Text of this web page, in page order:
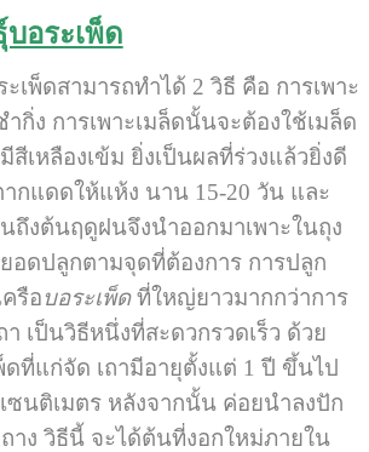
อระเพ็ด
เพ็ดสามารถทำได้ 2 วิธี คือ การเพาะ
กิ่ง การเพาะเมล็ดนั้นจะต้องใช้เมล็ด
เหลืองเข้ม ยิ่งเป็นผลที่ร่วงแล้วยิ่งดี
กแดดให้แห้ง นาน 15-20 วัน และ
ถึงต้นฤดูฝนจึงนำออกมาเพาะในถุง
อดปลูกตามจุดที่ต้องการ การปลูก
รือบอระเพ็ดที่ใหญ่ยาวมากกว่าการ
เป็นวิธีหนึ่งที่สะดวกรวดเร็ว ด้วย
ดที่แก่จัด เถามีอายุตั้งแต่ 1 ปี ขึ้นไป
เซนติเมตร หลังจากนั้น ค่อยนำลงปัก
าง วิธีนี้ จะได้ต้นที่งอกใหม่ภายใน